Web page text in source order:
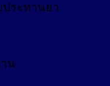
ประทานยา
น